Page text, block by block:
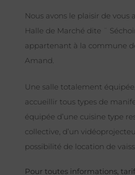
Nous avons le plaisir de vous
Halle de Marché dite ¨
appartenant à la commune
Amand.
Une salle totalement
accueillir tous types de
équipée d’une cuisine type
collective, d’un
possibilité de location de
Pour toutes informations,